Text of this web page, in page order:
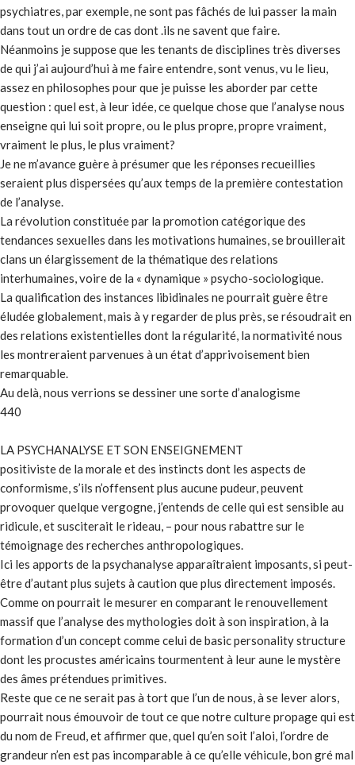
psychiatres, par exemple, ne sont pas fâchés de lui passer la main
dans tout un ordre de cas dont .ils ne savent que faire.
Néanmoins je suppose que les tenants de disciplines très diverses
de qui j’ai aujourd’hui à me faire entendre, sont venus, vu le lieu,
assez en philosophes pour que je puisse les aborder par cette
question : quel est, à leur idée, ce quelque chose que l’analyse nous
enseigne qui lui soit propre, ou le plus propre, propre vraiment,
vraiment le plus, le plus vraiment?
Je ne m’avance guère à présumer que les réponses recueillies
seraient plus dispersées qu’aux temps de la première contestation
de l’analyse.
La révolution constituée par la promotion catégorique des
tendances sexuelles dans les motivations humaines, se brouillerait
clans un élargissement de la thématique des relations
interhumaines, voire de la « dynamique » psycho-sociologique.
La qualification des instances libidinales ne pourrait guère être
éludée globalement, mais à y regarder de plus près, se résoudrait en
des relations existentielles dont la régularité, la normativité nous
les montreraient parvenues à un état d’apprivoisement bien
remarquable.
Au delà, nous verrions se dessiner une sorte d’analogisme
440
LA PSYCHANALYSE ET SON ENSEIGNEMENT
positiviste de la morale et des instincts dont les aspects de
conformisme, s’ils n’offensent plus aucune pudeur, peuvent
provoquer quelque vergogne, j’entends de celle qui est sensible au
ridicule, et susciterait le rideau, – pour nous rabattre sur le
témoignage des recherches anthropologiques.
Ici les apports de la psychanalyse apparaîtraient imposants, si peut-
être d’autant plus sujets à caution que plus directement imposés.
Comme on pourrait le mesurer en comparant le renouvellement
massif que l’analyse des mythologies doit à son inspiration, à la
formation d’un concept comme celui de basic personality structure
dont les procustes américains tourmentent à leur aune le mystère
des âmes prétendues primitives.
Reste que ce ne serait pas à tort que l’un de nous, à se lever alors,
pourrait nous émouvoir de tout ce que notre culture propage qui est
du nom de Freud, et affirmer que, quel qu’en soit l’aloi, l’ordre de
grandeur n’en est pas incomparable à ce qu’elle véhicule, bon gré mal